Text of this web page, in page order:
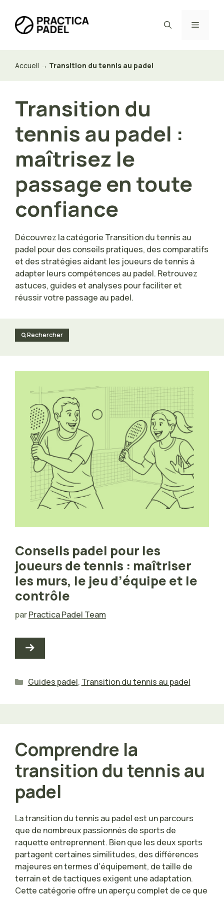
contenu
Menu
Accueil → Transition du tennis au padel
Transition du
tennis au padel :
maîtrisez le
passage en toute
confiance
Découvrez la catégorie Transition du tennis au
padel pour des conseils pratiques, des comparatifs
et des stratégies aidant les joueurs de tennis à
adapter leurs compétences au padel. Retrouvez
astuces, guides et analyses pour faciliter et
réussir votre passage au padel.
Rechercher
Conseils padel pour les
joueurs de tennis : maîtriser
les murs, le jeu d’équipe et le
contrôle
parPractica Padel Team
Catégories
Guides padel, Transition du tennis au padel
Comprendre la
transition du tennis au
padel
La transition du tennis au padel est un parcours
que de nombreux passionnés de sports de
raquette entreprennent. Bien que les deux sports
partagent certaines similitudes, des différences
majeures en termes d’équipement, de taille de
terrain et de tactiques exigent une adaptation.
Cette catégorie offre un aperçu complet de ce que